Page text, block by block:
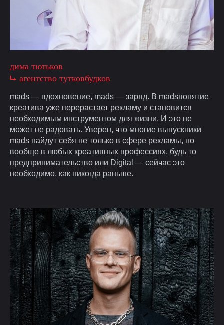
дима тютьков
⮡ агентство тутковбудков
mads — вдохновение, mads — заряд. В madsпонятие
креатива уже перерастает рекламу и становится
необходимым инструментом для жизни. И это не
может не радовать. Уверен, что многие выпускники
mads найдут себя не только в сфере рекламы, но
вообще в любых креативных профессиях, будь то
предпринимательство или Digital — сейчас это
необходимо, как никогда раньше.